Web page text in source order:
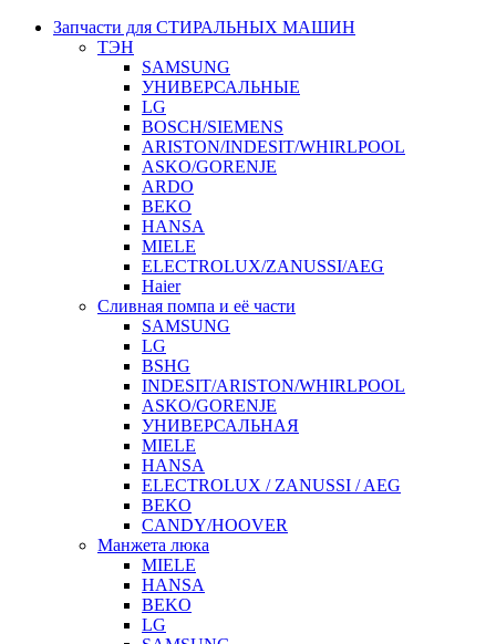
Запчасти для СТИРАЛЬНЫХ МАШИН
ТЭН
SAMSUNG
УНИВЕРСАЛЬНЫЕ
LG
BOSCH/SIEMENS
ARISTON/INDESIT/WHIRLPOOL
ASKO/GORENJE
ARDO
BEKO
HANSA
MIELE
ELECTROLUX/ZANUSSI/AEG
Haier
Сливная помпа и её части
SAMSUNG
LG
BSHG
INDESIT/ARISTON/WHIRLPOOL
ASKO/GORENJE
УНИВЕРСАЛЬНАЯ
MIELE
HANSA
ELECTROLUX / ZANUSSI / AEG
BEKO
CANDY/HOOVER
Манжета люка
MIELE
HANSA
BEKO
LG